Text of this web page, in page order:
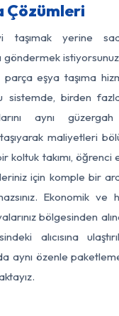
Çözümleri
taşımak yerine
göndermek
parça eşya taşıma
sistemde, birden
aynı güzergah
taşıyarak maliyetleri
koltuk takımı, öğrenci
için komple bir
Ekonomik ve
bölgesinden
alıcısına
da aynı özenle